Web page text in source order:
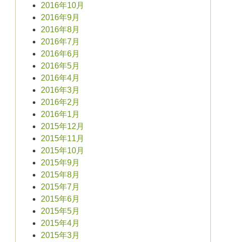
2016年10月
2016年9月
2016年8月
2016年7月
2016年6月
2016年5月
2016年4月
2016年3月
2016年2月
2016年1月
2015年12月
2015年11月
2015年10月
2015年9月
2015年8月
2015年7月
2015年6月
2015年5月
2015年4月
2015年3月